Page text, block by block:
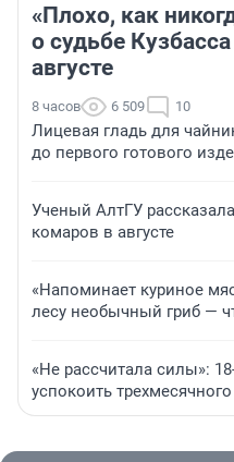
«Плохо, как
о судьбе
августе
8 часов 6 509 10
Лицевая гладь для
до первого готового
Ученый АлтГУ
комаров в августе
«Напоминает куриное
лесу необычный гриб —
«Не рассчитала силы»:
успокоить